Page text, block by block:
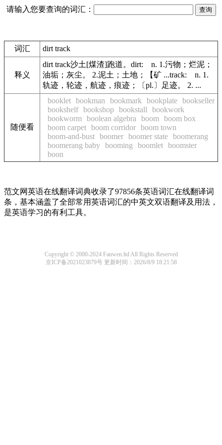
请输入您要查询的词汇：
词汇 dirt track
释义
dirt track沙土[煤渣]跑道。dirt: n. 1.污物；烂泥；
油垢；灰尘。 2.泥土；土地；【矿 ...track: n. 1.
轨迹，轮迹，航迹，痕迹；〔pl.〕足迹。 2. ...
随便看
booklet bookman bookmark bookplate bookseller
bookshelf bookshop bookstall
bookwork
bookworm
boolean algebra boom
boom box
boom carpet boom corridor boom town
boom-and-bust boomer boomer state boomerang
boomerang baby booming boomlet boomster
boon
范文网英语在线翻译词典收录了97856条英语词汇在线翻译词
条，基本涵盖了全部常用英语词汇的中英文双语翻译及用法，
是英语学习的有利工具。
Copyright © 2000-2024 Fanwen.ltd All Rights Reserved
京ICP备2021023879号更新时间：2026/8/9 18:21:58